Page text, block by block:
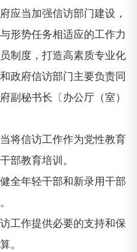
当加强信访部门建设，
形势任务相适应的工作力
制度，打造高素质专业化
政府信访部门主要负责同
副秘书长〔办公厅（室）
将信访工作作为党性教育
部教育培训。
全年轻干部和新录用干部
工作提供必要的支持和保
。